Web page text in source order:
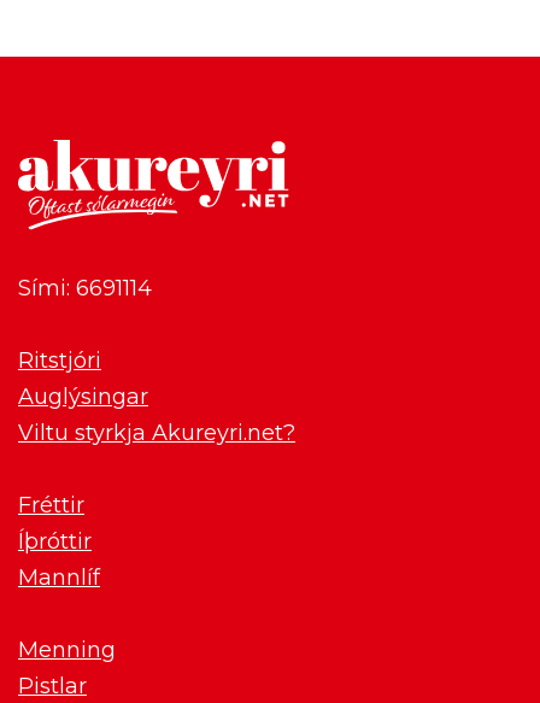
Sími: 6691114
Ritstjóri
Auglýsingar
Viltu styrkja Akureyri.net?
Fréttir
Íþróttir
Mannlíf
Menning
Pistlar